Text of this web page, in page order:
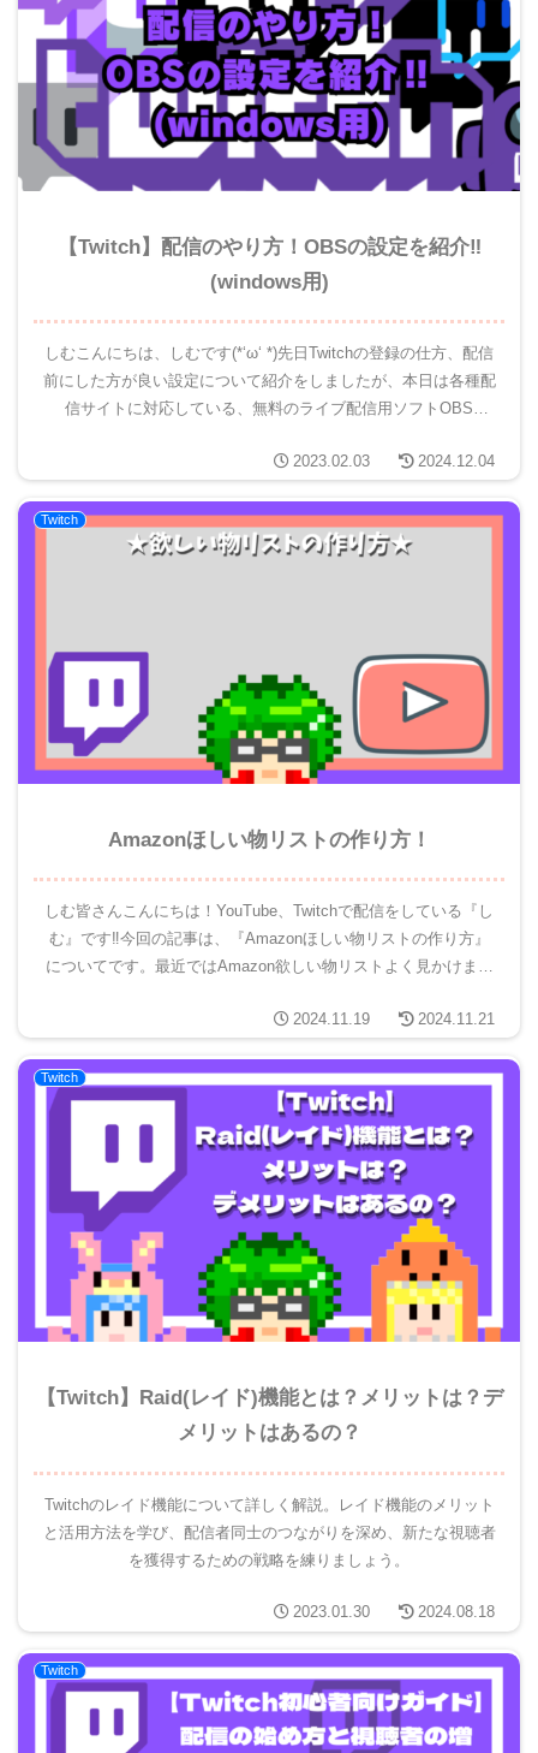
【Twitch】配信のやり方！OBSの設定を紹介‼
(windows用)
しむこんにちは、しむです(*‘ω‘ *)先日Twitchの登録の仕方、配信
前にした方が良い設定について紹介をしましたが、本日は各種配
信サイトに対応している、無料のライブ配信用ソフトOBS
2023.02.03
2024.12.04
Twitch
Amazonほしい物リストの作り方！
しむ皆さんこんにちは！YouTube、Twitchで配信をしている『し
む』です‼今回の記事は、『Amazonほしい物リストの作り方』
についてです。最近ではAmazon欲しい物リストよく見かけます
2024.11.19
2024.11.21
Twitch
【Twitch】Raid(レイド)機能とは？メリットは？デ
メリットはあるの？
Twitchのレイド機能について詳しく解説。レイド機能のメリット
と活用方法を学び、配信者同士のつながりを深め、新たな視聴者
を獲得するための戦略を練りましょう。
2023.01.30 2024.08.18
Twitch